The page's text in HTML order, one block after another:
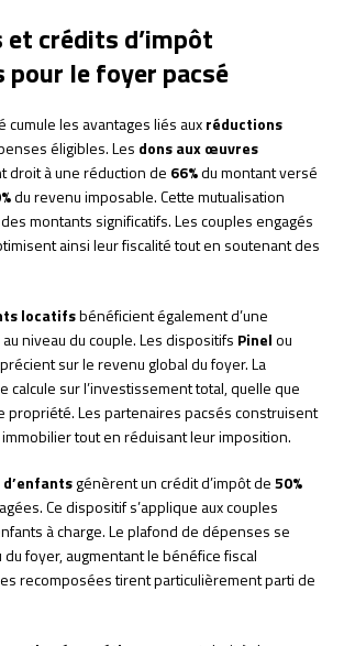
et crédits d’impôt
pour le foyer pacsé
cumule les avantages liés auxréductions
éligibles. Les dons aux œuvres
droit à une réduction de 66%du montant versé
du revenu imposable. Cette mutualisation
montants significatifs. Les couples engagés
ainsi leur fiscalité tout en soutenant des
locatifsbénéficient également d’une
niveau du couple. Les dispositifs Pinelou
sur le revenu global du foyer. La
calcule sur l’investissement total, quelle que
propriété. Les partenaires pacsés construisent
tout en réduisant leur imposition.
génèrent un crédit d’impôt de50%
Ce dispositif s’applique aux couples
à charge. Le plafond de dépenses se
du foyer, augmentant le bénéfice fiscal
recomposées tirent particulièrement parti de